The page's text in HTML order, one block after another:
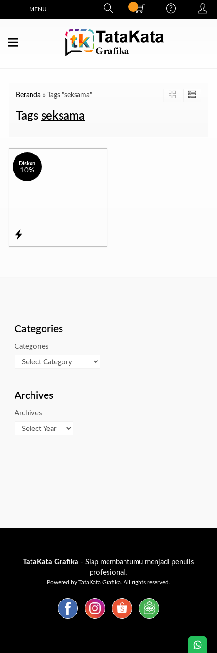
MENU
Beranda » Tags "seksama"
Tags seksama
Diskon
10%
Categories
Categories
Archives
Archives
TataKata Grafika - Siap membantumu menjadi penulis
profesional.
Powered by TataKata Grafika. All rights reserved.